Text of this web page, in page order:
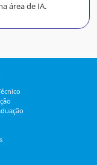
área de IA.